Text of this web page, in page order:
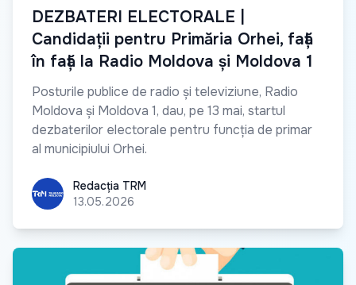
DEZBATERI ELECTORALE |
Candidații pentru Primăria Orhei, față
în față la Radio Moldova și Moldova 1
Posturile publice de radio și televiziune, Radio
Moldova și Moldova 1, dau, pe 13 mai, startul
dezbaterilor electorale pentru funcția de primar
al municipiului Orhei.
Redacția TRM
Redacția TRM
13.05.2026